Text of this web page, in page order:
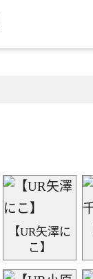
【UR矢澤に
こ】